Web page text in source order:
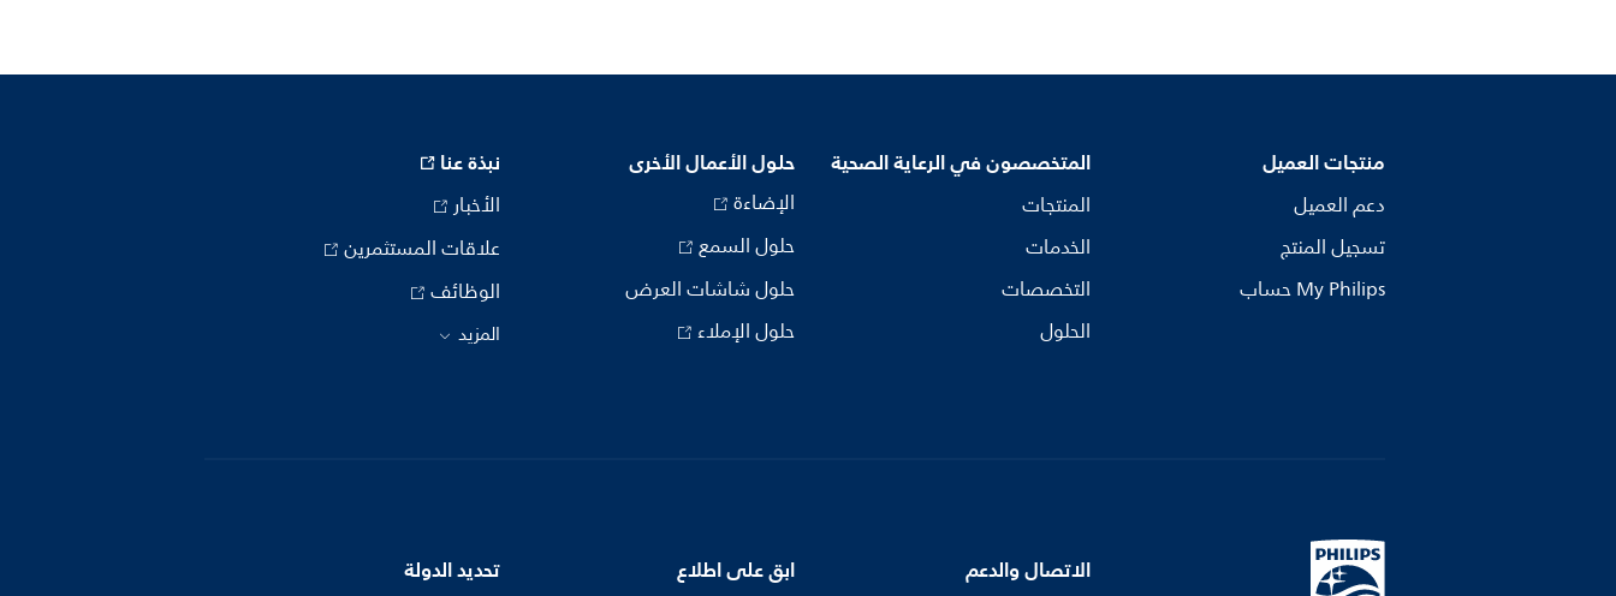
منتجات العميل
دعم العميل
تسجيل المنتج
My Philips حساب
المتخصصون في الرعاية الصحية
المنتجات
الخدمات
التخصصات
الحلول
حلول الأعمال الأخرى
الإضاءة
حلول السمع
حلول شاشات العرض
حلول الإملاء
نبذة عنا
الأخبار
علاقات المستثمرين
الوظائف
المزيد
الاتصال والدعم ابق على اطلاع تحديد الدولة